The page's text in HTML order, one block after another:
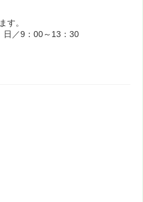
す。
／9：00～13：30